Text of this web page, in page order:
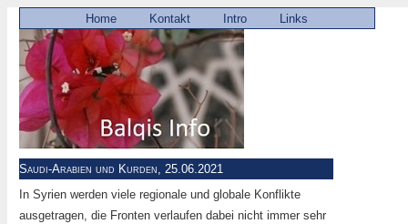
Home Kontakt Intro Links
Saudi-Arabien und Kurden, 25.06.2021
In Syrien werden viele regionale und globale Konflikte
ausgetragen, die Fronten verlaufen dabei nicht immer sehr